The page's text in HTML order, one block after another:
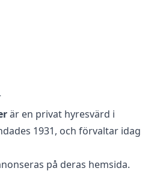
är en privat hyresvärd i
1931, och förvaltar idag
på deras hemsida.